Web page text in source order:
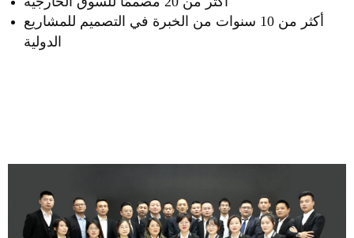
أكثر من 10 سنوات من الخبرة في التصميم للمشاريع
الدولية